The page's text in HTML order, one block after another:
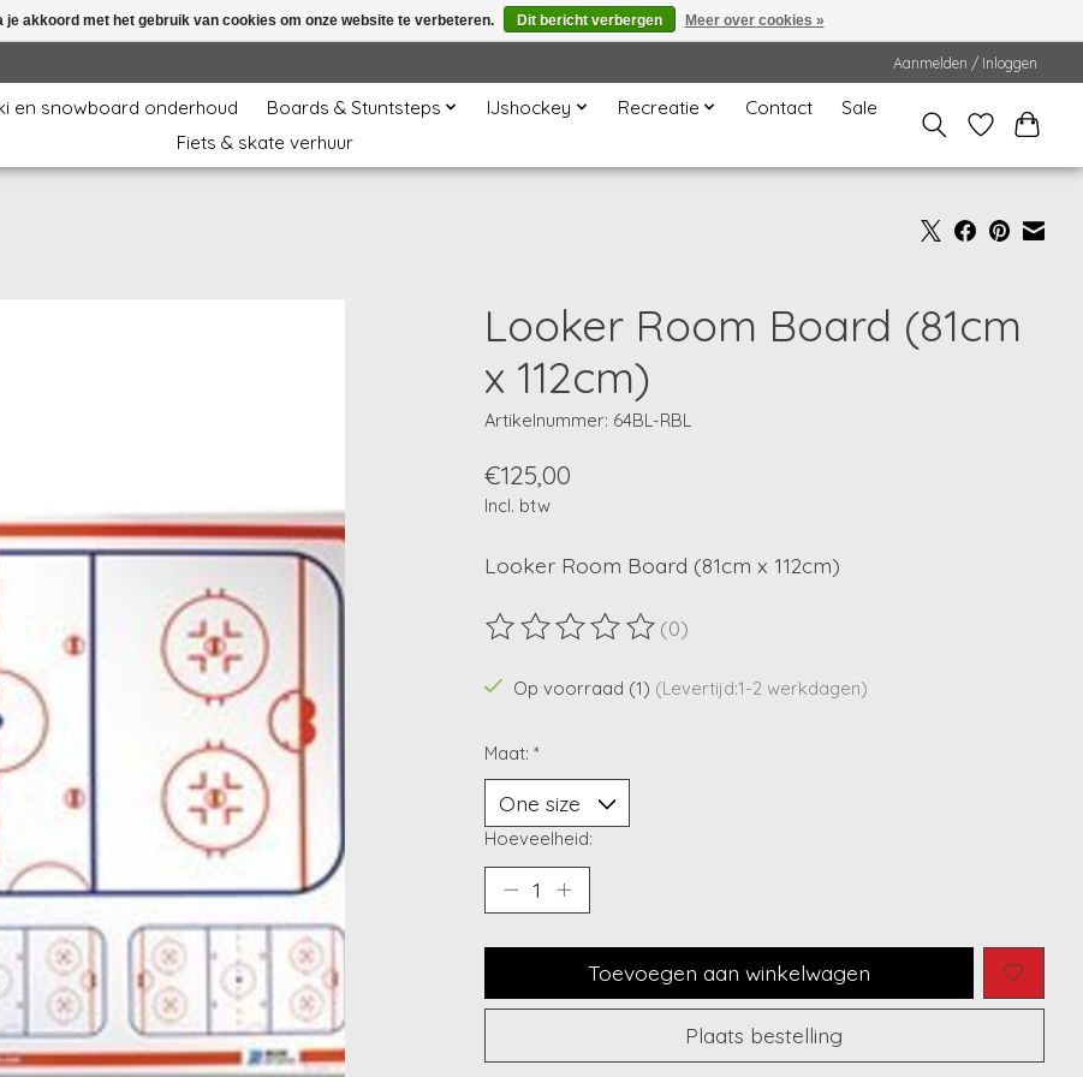
Aanmelden / Inloggen
en snowboard onderhoud Boards & Stuntsteps IJshockey Recreatie Contact
Sale
Fiets & skate verhuur
Looker Room Board (81cm
x 112cm)
Artikelnummer: 64BL-RBL
€125,00
Incl. btw
Looker Room Board (81cm x 112cm)
De beoordeling van dit product is
(0)
Op voorraad (1) (Levertijd:1-2 werkdagen)
Maat: *
Hoeveelheid:
Toevoegen aan winkelwagen
Plaats bestelling
je akkoord met het gebruik van cookies om onze website te verbeteren. Dit bericht verbergen Meer over cookies »